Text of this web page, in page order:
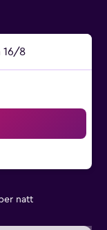
16/8
natt